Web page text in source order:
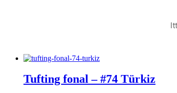
Tufting fonal – #74 Türkiz